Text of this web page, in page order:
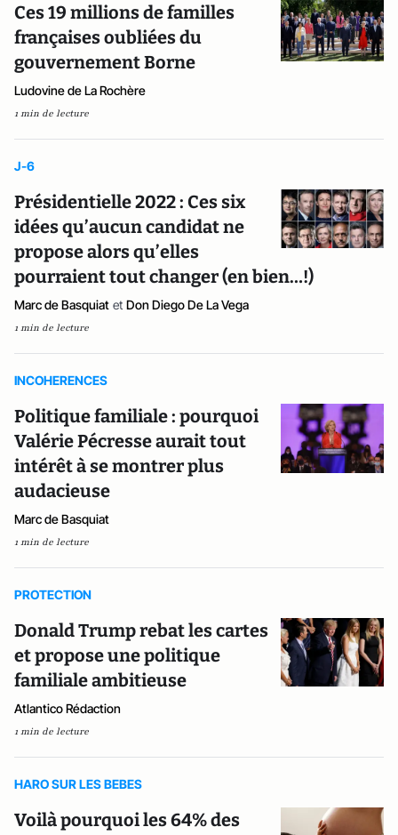
Ces 19 millions de familles
françaises oubliées du
gouvernement Borne
Ludovine de La Rochère
1 min de lecture
J-6
Présidentielle 2022 : Ces six
idées qu’aucun candidat ne
propose alors qu’elles
pourraient tout changer (en bien…!)
Marc de Basquiat et Don Diego De La Vega
1 min de lecture
INCOHERENCES
Politique familiale : pourquoi
Valérie Pécresse aurait tout
intérêt à se montrer plus
audacieuse
Marc de Basquiat
1 min de lecture
PROTECTION
Donald Trump rebat les cartes
et propose une politique
familiale ambitieuse
Atlantico Rédaction
1 min de lecture
HARO SUR LES BEBES
Voilà pourquoi les 64% des